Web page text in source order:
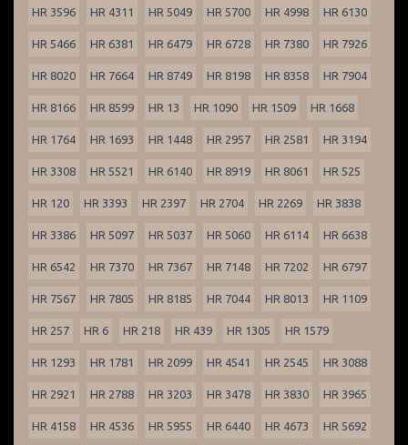
HR 3596 HR 4311 HR 5049 HR 5700 HR 4998 HR 6130
HR 5466 HR 6381 HR 6479 HR 6728 HR 7380 HR 7926
HR 8020 HR 7664 HR 8749 HR 8198 HR 8358 HR 7904
HR 8166 HR 8599 HR 13 HR 1090 HR 1509 HR 1668
HR 1764 HR 1693 HR 1448 HR 2957 HR 2581 HR 3194
HR 3308 HR 5521 HR 6140 HR 8919 HR 8061 HR 525
HR 120 HR 3393 HR 2397 HR 2704 HR 2269 HR 3838
HR 3386 HR 5097 HR 5037 HR 5060 HR 6114 HR 6638
HR 6542 HR 7370 HR 7367 HR 7148 HR 7202 HR 6797
HR 7567 HR 7805 HR 8185 HR 7044 HR 8013 HR 1109
HR 257 HR 6 HR 218 HR 439 HR 1305 HR 1579
HR 1293 HR 1781 HR 2099 HR 4541 HR 2545 HR 3088
HR 2921 HR 2788 HR 3203 HR 3478 HR 3830 HR 3965
HR 4158 HR 4536 HR 5955 HR 6440 HR 4673 HR 5692